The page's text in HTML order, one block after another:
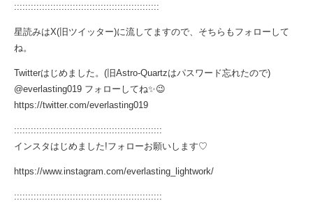
::::::::::::::::::::::::::::::::::::::::::::::::::::
星読みはX(旧ツイッター)に流してますので、そちらもフォローして
ね。
Twitterはじめました。(旧Astro-Quartzはパスワード忘れたので)
@everlasting019 フォローしてね✨😉
https://twitter.com/everlasting019
:::::::::::::::::::::::::::::::::::::::::::::::::::::
インスタはじめました!フォローお願いします♡
https://www.instagram.com/everlasting_lightwork/
:::::::::::::::::::::::::::::::::::::::::::::::::::::